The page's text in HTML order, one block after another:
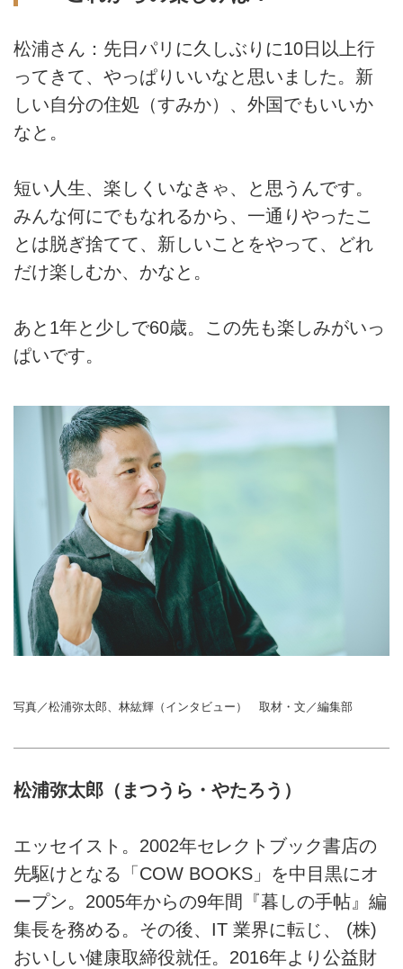
松浦さん：先日パリに久しぶりに10日以上行
ってきて、やっぱりいいなと思いました。新
しい自分の住処（すみか）、外国でもいいか
なと。
短い人生、楽しくいなきゃ、と思うんです。
みんな何にでもなれるから、一通りやったこ
とは脱ぎ捨てて、新しいことをやって、どれ
だけ楽しむか、かなと。
あと1年と少しで60歳。この先も楽しみがいっ
ぱいです。
写真／松浦弥太郎、林紘輝（インタビュー） 取材・文／編集部
松浦弥太郎（まつうら・やたろう）
エッセイスト。2002年セレクトブック書店の
先駆けとなる「COW BOOKS」を中目黒にオ
ープン。2005年からの9年間『暮しの手帖』編
集長を務める。その後、IT 業界に転じ、 (株)
おいしい健康取締役就任。2016年より公益財